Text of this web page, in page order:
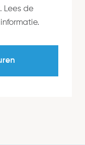
Lees de